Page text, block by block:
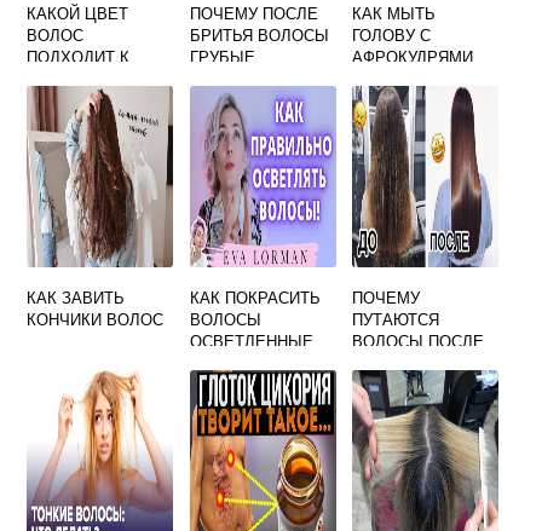
КАКОЙ ЦВЕТ
ВОЛОС
ПОДХОДИТ К
ПОЧЕМУ ПОСЛЕ
БРИТЬЯ ВОЛОСЫ
ГРУБЫЕ
КАК МЫТЬ
ГОЛОВУ С
АФРОКУДРЯМИ
КАК ЗАВИТЬ
КОНЧИКИ ВОЛОС
КАК ПОКРАСИТЬ
ВОЛОСЫ
ОСВЕТЛЕННЫЕ
ПОЧЕМУ
ПУТАЮТСЯ
ВОЛОСЫ ПОСЛЕ